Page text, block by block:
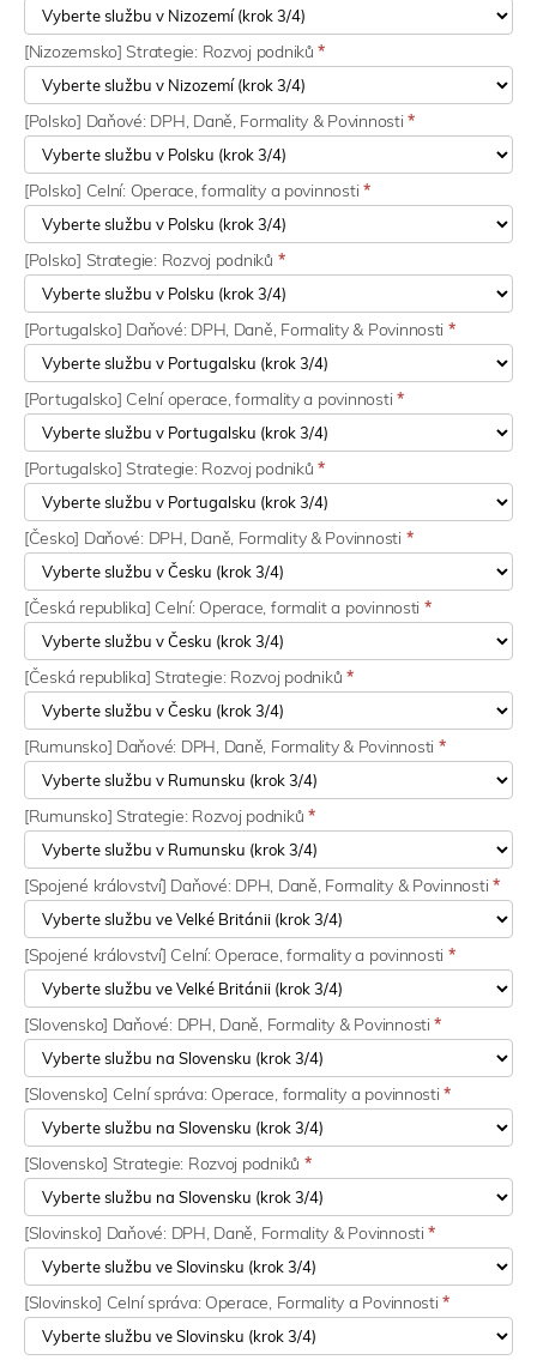
[Nizozemsko] Strategie: Rozvoj podniků*
[Polsko] Daňové: DPH, Daně, Formality & Povinnosti*
[Polsko] Celní: Operace, formality a povinnosti*
[Polsko] Strategie: Rozvoj podniků *
[Portugalsko] Daňové: DPH, Daně, Formality & Povinnosti *
[Portugalsko] Celní operace, formality a povinnosti*
[Portugalsko] Strategie: Rozvoj podniků*
[Česko] Daňové: DPH, Daně, Formality & Povinnosti *
[Česká republika] Celní: Operace, formalit a povinnosti *
[Česká republika] Strategie: Rozvoj podniků*
[Rumunsko] Daňové: DPH, Daně, Formality & Povinnosti *
[Rumunsko] Strategie: Rozvoj podniků *
[Spojené království] Daňové: DPH, Daně, Formality & Povinnosti*
[Spojené království] Celní: Operace, formality a povinnosti *
[Slovensko] Daňové: DPH, Daně, Formality & Povinnosti*
[Slovensko] Celní správa: Operace, formality a povinnosti*
[Slovensko] Strategie: Rozvoj podniků *
[Slovinsko] Daňové: DPH, Daně, Formality & Povinnosti*
[Slovinsko] Celní správa: Operace, Formality a Povinnosti*